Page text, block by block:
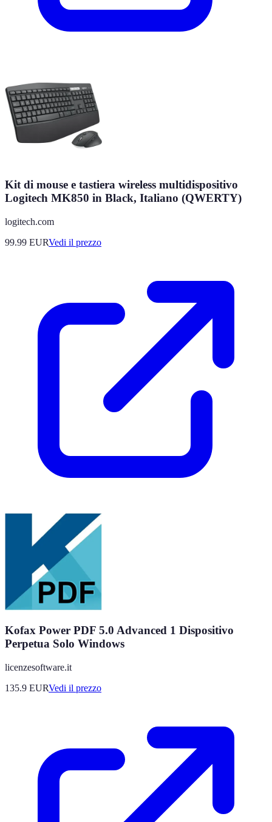
Kit di mouse e tastiera wireless multidispositivo
Logitech MK850 in Black, Italiano (QWERTY)
logitech.com
99.99 EURVedi il prezzo
Kofax Power PDF 5.0 Advanced 1 Dispositivo
Perpetua Solo Windows
licenzesoftware.it
135.9 EURVedi il prezzo